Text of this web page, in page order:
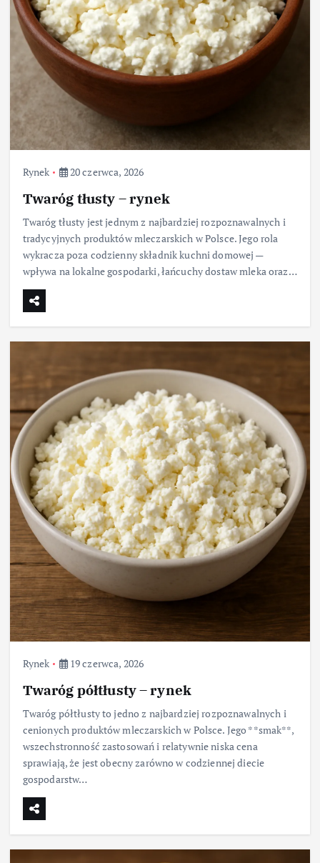
Rynek 20 czerwca, 2026
Twaróg tłusty – rynek
Twaróg tłusty jest jednym z najbardziej rozpoznawalnych i
tradycyjnych produktów mleczarskich w Polsce. Jego rola
wykracza poza codzienny składnik kuchni domowej —
wpływa na lokalne gospodarki, łańcuchy dostaw mleka oraz…
Rynek 19 czerwca, 2026
Twaróg półtłusty – rynek
Twaróg półtłusty to jedno z najbardziej rozpoznawalnych i
cenionych produktów mleczarskich w Polsce. Jego **smak**,
wszechstronność zastosowań i relatywnie niska cena
sprawiają, że jest obecny zarówno w codziennej diecie
gospodarstw…